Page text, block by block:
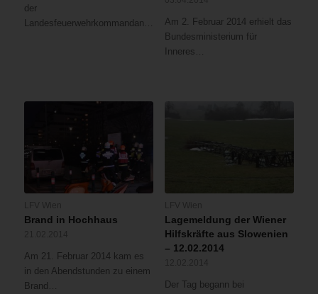
der
Landesfeuerwehrkommandanten…
Am 2. Februar 2014 erhielt das
Bundesministerium für
Inneres…
Brand in Hochhaus
Am 21. Februar 2014 kam es
in den Abendstunden zu einem
Brand…
Lagemeldung der Wiener
Hilfskräfte aus Slowenien
– 12.02.2014
Der Tag begann bei